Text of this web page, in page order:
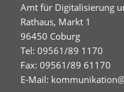
Amt für Digitalisierung
Rathaus, Markt 1
96450 Coburg
Tel: 09561/89 1170
Fax: 09561/89 61170
E-Mail: